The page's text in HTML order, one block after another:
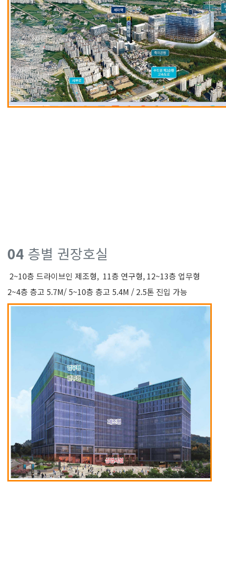
04 층별 권장호실
2~10층 드라이브인 제조형, 11층 연구형, 12~13층 업무형
2~4층 층고 5.7M/ 5~10층 층고 5.4M / 2.5톤 진입 가능